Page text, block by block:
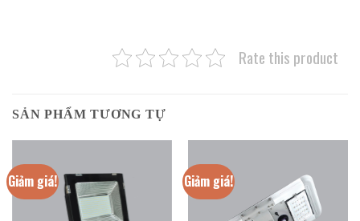
Rate this product
SẢN PHẨM TƯƠNG TỰ
Giảm giá! Giảm giá!